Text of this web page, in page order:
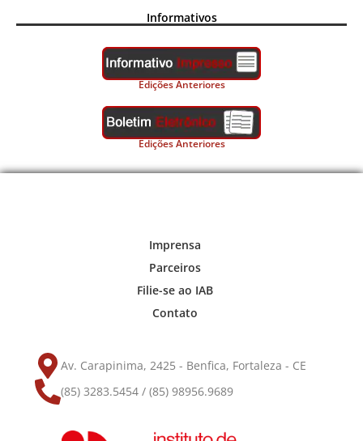
Informativos
Edições Anteriores
Edições Anteriores
Imprensa
Parceiros
Filie-se ao IAB
Contato
Av. Carapinima, 2425 - Benfica, Fortaleza - CE
(85) 3283.5454 / (85) 98956.9689